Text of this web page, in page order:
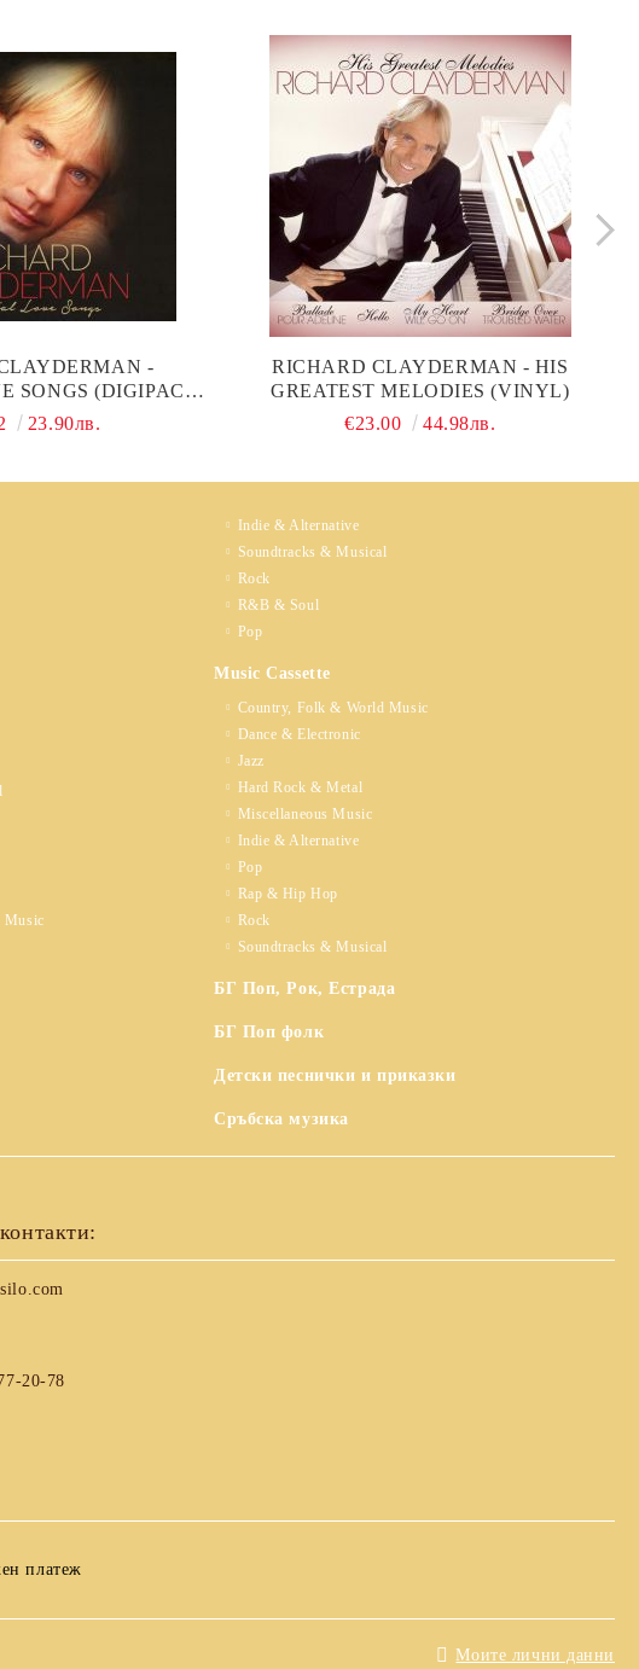
-
SONGS (DIGIPACK)
23.90лв.
RICHARD CLAYDERMAN - HIS
GREATEST MELODIES (VINYL)
€23.00
44.98лв.
Music
Indie & Alternative
Soundtracks & Musical
Rock
R&B & Soul
Pop
Music Cassette
Country, Folk & World Music
Dance & Electronic
Jazz
Hard Rock & Metal
Miscellaneous Music
Indie & Alternative
Pop
Rap & Hip Hop
Rock
Soundtracks & Musical
БГ Поп, Рок, Естрада
БГ Поп фолк
Детски песнички и приказки
Сръбска музика
20-78
Моите лични данни